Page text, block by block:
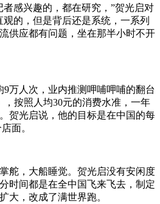
感兴趣的，都在研究，”贺光启对
的，但是背后还是系统，一系列
供应都有问题，坐在那半小时不开
9万人次，业内推测呷哺呷哺的翻台
按照人均30元的消费水准，一年
贺光启说，他的目标是在中国的每
面。
舵，大船睡觉。贺光启没有安闲度
时间都是在全中国飞来飞去，制定
大，改成了满世界跑。